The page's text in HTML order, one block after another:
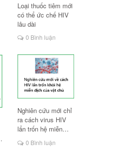
Loại thuốc tiêm mới
có thể ức chế HIV
lâu dài
0 Bình luận
Nghiên cứu mới chỉ
ra cách virus HIV
lẩn trốn hệ miễn
0 Bình luận